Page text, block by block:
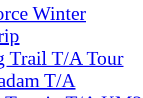
Winter
Trail T/A Tour
T/A